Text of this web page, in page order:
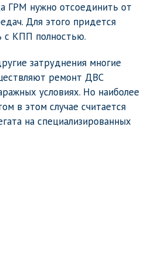
ГРМ нужно отсоединить от
Для этого придется
с КПП полностью.
затруднения многие
ремонт ДВС
условиях. Но наиболее
в этом случае считается
на специализированных